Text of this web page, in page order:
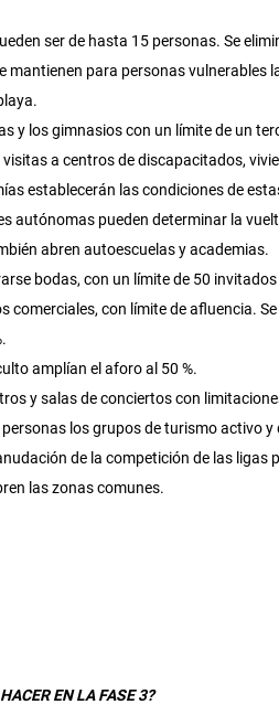
ser de hasta 15 personas. Se
mantienen para personas vulnerables
y los gimnasios con un límite de un
visitas a centros de discapacitados,
establecerán las condiciones de
autónomas pueden determinar la
abren autoescuelas y academias.
bodas, con un límite de 50
comerciales, con límite de afluencia.
amplían el aforo al 50 %.
y salas de conciertos con
personas los grupos de turismo activo y
de la competición de las ligas
las zonas comunes.
EN LA FASE 3?